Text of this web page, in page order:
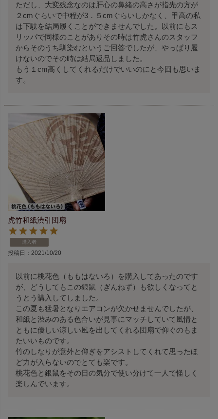
ただし、大変残念なのは肝心の鼻緒の高さが指先の方が
２cmぐらいで中程が3．５cmぐらいしかなく、甲高の私
は下駄を結局履くことができませんでした。以前にもス
リッパで同様のことがありその時は竹虎さんのスタッフ
からそのうち馴染むというご回答でしたが、やっぱり履
けないのでその時は結局返品しました。
もう１cm高くしてくれるだけでいいのにと今回も思いま
す。
虎竹和紙渋引団扇
購入者
投稿日 2021/10/20
以前に桃花色（ももはないろ）を購入してあったのです
が、どうしてもこの銀鼠（ぎんねず）も欲しくなってと
うとう購入してしました。
この夏も猛暑となりエアコンが欠かせませんでしたが、
和紙と渋みのある色合いが見事にマッチしていて風情と
ともに優しい涼しい風を出してくれる団扇で仰ぐのもま
たいいものです。
竹のしなりが意外と仰ぎをアシストしてくれて思ったほ
ど力が入らないのでとても楽です。
桃花色と銀鼠をその日の気分で使い分けて一人で怪しく
楽しんでいます。